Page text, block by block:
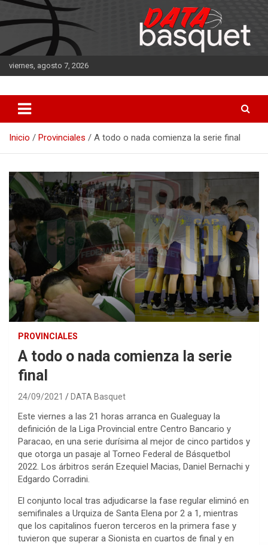
Saltar
al
contenido
viernes, agosto 7, 2026
DATA Basquet
Inicio Provinciales A todo o nada comienza la serie final
PROVINCIALES
A todo o nada comienza la serie
final
24/09/2021 DATA Basquet
Este viernes a las 21 horas arranca en Gualeguay la
definición de la Liga Provincial entre Centro Bancario y
Paracao, en una serie durísima al mejor de cinco partidos y
que otorga un pasaje al Torneo Federal de Básquetbol
2022. Los árbitros serán Ezequiel Macias, Daniel Bernachi y
Edgardo Corradini.
El conjunto local tras adjudicarse la fase regular eliminó en
semifinales a Urquiza de Santa Elena por 2 a 1, mientras
que los capitalinos fueron terceros en la primera fase y
tuvieron que superar a Sionista en cuartos de final y en